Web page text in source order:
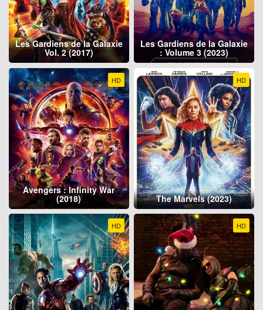
Les Gardiens de la Galaxie
Vol. 2 (2017)
Les Gardiens de la Galaxie
: Volume 3 (2023)
HD
Avengers : Infinity War
(2018)
HD
The Marvels (2023)
HD HD